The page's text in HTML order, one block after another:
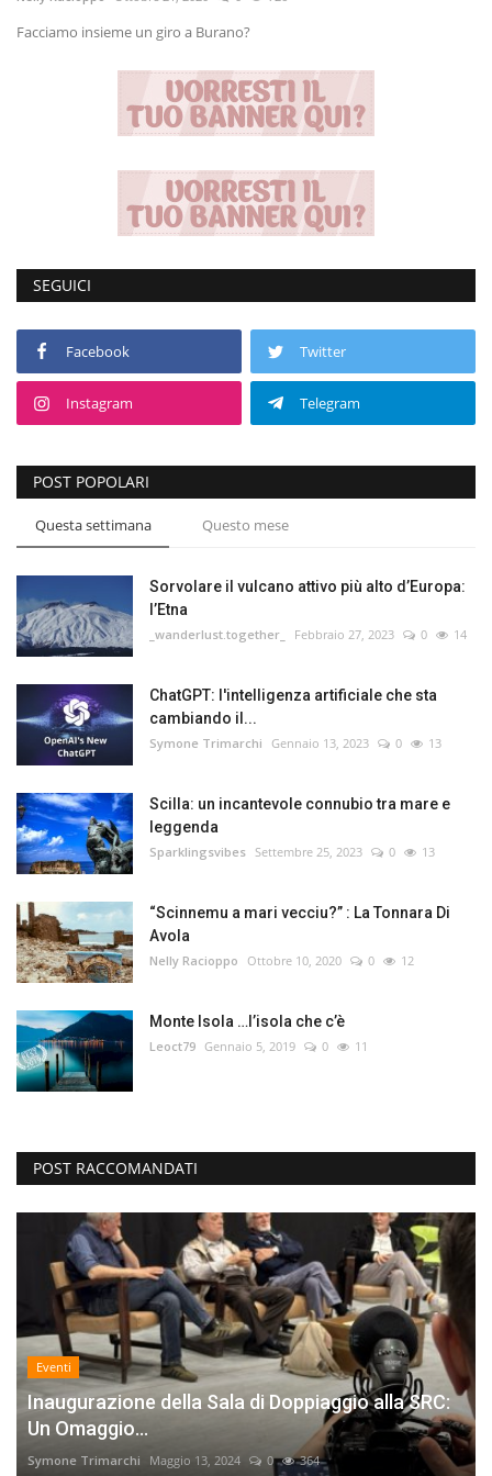
Volgo Academy
Recensioni
Galleria
Shop
Facciamo insieme un giro a Burano?
SEGUICI
Facebook Twitter
Instagram Telegram
POST POPOLARI
Questa settimana Questo mese
Sorvolare il vulcano attivo più alto d’Europa:
l’Etna
_wanderlust.together_ Febbraio 27, 2023 0 14
ChatGPT: l'intelligenza artificiale che sta
cambiando il...
Symone Trimarchi Gennaio 13, 2023 0 13
Scilla: un incantevole connubio tra mare e
leggenda
Sparklingsvibes Settembre 25, 2023 0 13
“Scinnemu a mari vecciu?” : La Tonnara Di
Avola
Nelly Racioppo Ottobre 10, 2020 0 12
Monte Isola …l’isola che c’è
Leoct79 Gennaio 5, 2019 0 11
POST RACCOMANDATI
Eventi
Inaugurazione della Sala di Doppiaggio alla SRC:
Un Omaggio...
Symone Trimarchi Maggio 13, 2024 0 364